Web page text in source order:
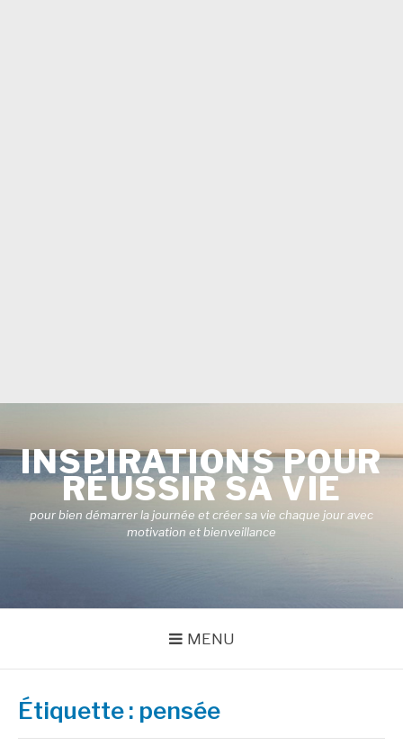
contenu
INSPIRATIONS POUR
RÉUSSIR SA VIE
pour bien démarrer la journée et créer sa vie chaque jour avec
motivation et bienveillance
MENU
Étiquette : pensée